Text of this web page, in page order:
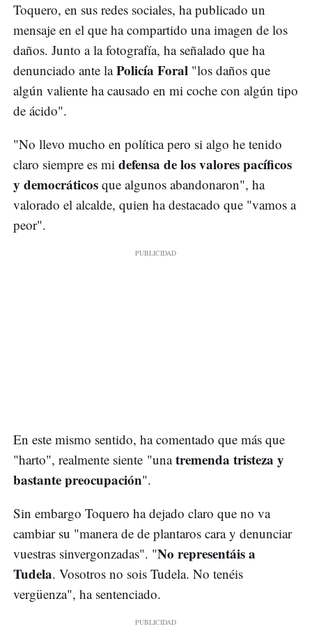
Toquero, en sus redes sociales, ha publicado un
mensaje en el que ha compartido una imagen de los
daños. Junto a la fotografía, ha señalado que ha
denunciado ante laPolicía Foral "los daños que
algún valiente ha causado en mi coche con algún tipo
de ácido".
"No llevo mucho en política pero si algo he tenido
claro siempre es mi defensa de los valores pacíficos
y democráticos que algunos abandonaron", ha
valorado el alcalde, quien ha destacado que "vamos a
peor".
En este mismo sentido, ha comentado que más que
"harto", realmente siente "unatremenda tristeza y
bastante preocupación".
Sin embargo Toquero ha dejado claro que no va
cambiar su "manera de de plantaros cara y denunciar
vuestras sinvergonzadas". "No representáis a
Tudela. Vosotros no sois Tudela. No tenéis
vergüenza", ha sentenciado.